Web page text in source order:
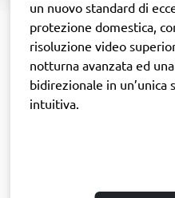
un nuovo standard di
protezione domestica,
risoluzione video
notturna avanzata ed
bidirezionale in un’unica
intuitiva.